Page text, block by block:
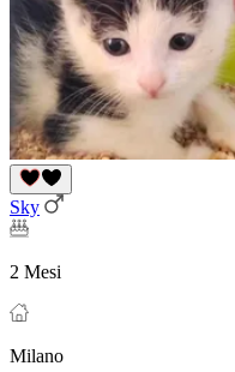
Sky
2 Mesi
Milano